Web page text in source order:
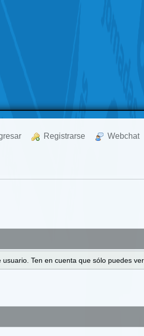
Registrarse Webchat
Ten en cuenta que sólo puedes